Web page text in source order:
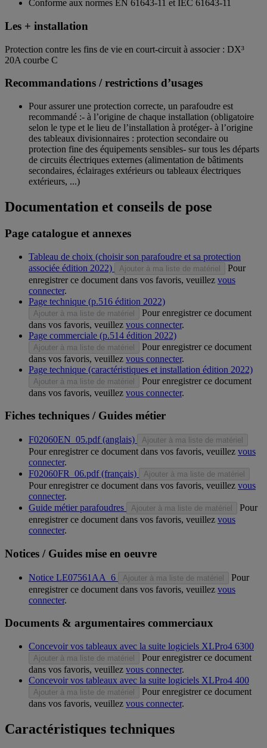
Conforme aux normes EN 61643-11 et IEC 61643-11
Les + installation
Protection contre les fins de vie en court-circuit à associer : DX³
20A courbe C
Recommandations / restrictions d’usages
Pour assurer une protection correcte, un parafoudre est
recommandé :- à l’origine de chaque installation (obligatoire
selon le type et le lieu de l’installation à protéger- à l’origine
des tableaux divisionnaires : protection secondaire ou
protection fine des équipements sensibles- sur tous les départs
de circuits électriques externes (alimentation de bâtiments
secondaires, éclairages extérieurs ou tableaux électriques
extérieurs, ...)
Documentation et conseils de pose
Page catalogue et annexes
Tableau de choix (choisir son parafoudre et sa protection
associée édition 2022)
Ajouter à ma liste de matériel
Pour
enregistrer ce document dans vos favoris, veuillez vous
connecter.
Page technique (p.516 édition 2022)
Ajouter à ma liste de matériel
Pour enregistrer ce document
dans vos favoris, veuillez vous connecter.
Page commerciale (p.514 édition 2022)
Ajouter à ma liste de matériel
Pour enregistrer ce document
dans vos favoris, veuillez vous connecter.
Page technique (caractéristiques et installation édition 2022)
Ajouter à ma liste de matériel
Pour enregistrer ce document
dans vos favoris, veuillez vous connecter.
Fiches techniques / Guides métier
F02060EN_05.pdf (anglais) Ajouter à ma liste de matériel
Pour enregistrer ce document dans vos favoris, veuillez vous
connecter.
F02060FR_06.pdf (français)
Ajouter à ma liste de matériel
Pour enregistrer ce document dans vos favoris, veuillez vous
connecter.
Guide métier parafoudres
Ajouter à ma liste de matériel
Pour
enregistrer ce document dans vos favoris, veuillez vous
connecter.
Notices / Guides mise en oeuvre
Notice LE07561AA_6 Ajouter à ma liste de matériel
Pour
enregistrer ce document dans vos favoris, veuillez vous
connecter.
Documents & argumentaires commerciaux
Concevoir vos tableaux avec la suite logiciels XLPro4 6300
Ajouter à ma liste de matériel
Pour enregistrer ce document
dans vos favoris, veuillez vous connecter.
Concevoir vos tableaux avec la suite logiciels XLPro4 400
Ajouter à ma liste de matériel
Pour enregistrer ce document
dans vos favoris, veuillez vous connecter.
Caractéristiques techniques